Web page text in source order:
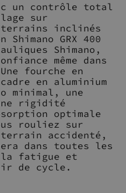
un contrôle total
sur
terrains inclinés
GRX 400
Shimano,
même dans
fourche en
en aluminium
minimal, une
rigidité
optimale
rouliez sur
accidenté,
dans toutes les
la fatigue et
de cycle.